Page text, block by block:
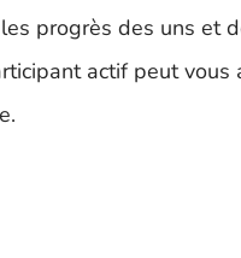
progrès des uns et
actif peut